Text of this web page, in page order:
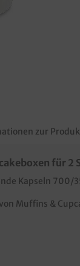
zur
für 2
Kapseln 700/
Muffins &